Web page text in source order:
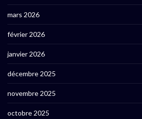
mars 2026
février 2026
janvier 2026
décembre 2025
novembre 2025
octobre 2025